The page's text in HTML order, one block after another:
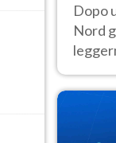
Dopo
Nord